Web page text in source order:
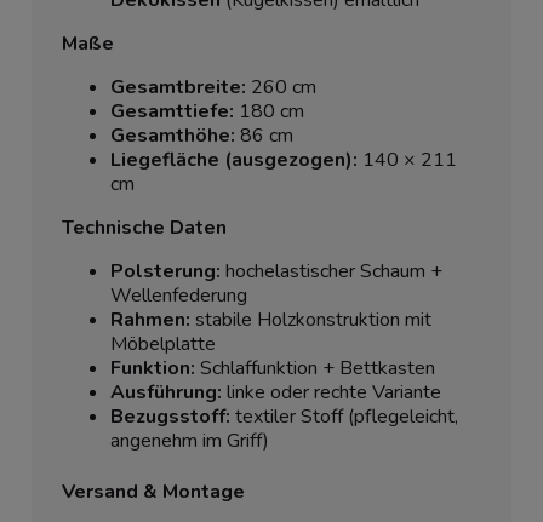
Maße
Gesamtbreite: 260 cm
Gesamttiefe: 180 cm
Gesamthöhe: 86 cm
Liegefläche (ausgezogen): 140 × 211
cm
Technische Daten
Polsterung: hochelastischer Schaum +
Wellenfederung
Rahmen: stabile Holzkonstruktion mit
Möbelplatte
Funktion: Schlaffunktion + Bettkasten
Ausführung: linke oder rechte Variante
Bezugsstoff: textiler Stoff (pflegeleicht,
angenehm im Griff)
Versand & Montage